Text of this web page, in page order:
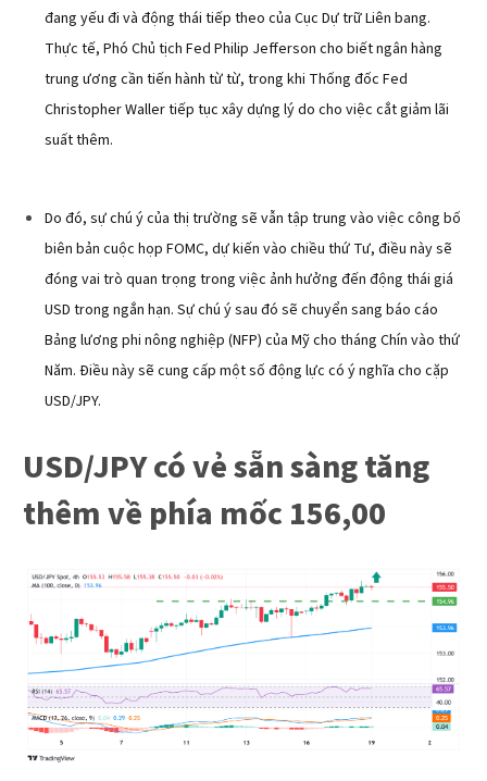
đang yếu đi và động thái tiếp theo của Cục Dự trữ Liên bang.
Thực tế, Phó Chủ tịch Fed Philip Jefferson cho biết ngân hàng
trung ương cần tiến hành từ từ, trong khi Thống đốc Fed
Christopher Waller tiếp tục xây dựng lý do cho việc cắt giảm lãi
suất thêm.
Do đó, sự chú ý của thị trường sẽ vẫn tập trung vào việc công bố
biên bản cuộc họp FOMC, dự kiến vào chiều thứ Tư, điều này sẽ
đóng vai trò quan trọng trong việc ảnh hưởng đến động thái giá
USD trong ngắn hạn. Sự chú ý sau đó sẽ chuyển sang báo cáo
Bảng lương phi nông nghiệp (NFP) của Mỹ cho tháng Chín vào thứ
Năm. Điều này sẽ cung cấp một số động lực có ý nghĩa cho cặp
USD/JPY.
USD/JPY có vẻ sẵn sàng tăng
thêm về phía mốc 156,00